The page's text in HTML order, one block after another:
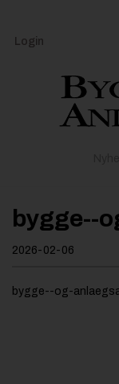
Login
Materialer og
Byggepladsen
bygge--
2026-02-06
bygge--og-